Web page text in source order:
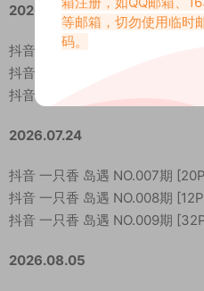
2026.01.13
抖音 董香 秘语空间 NO.008期
抖音 董香 秘语空间 NO.009期
抖音 董香 秘语空间 NO.010期
2026.07.24
抖音 一只香 岛遇 NO.007期
抖音 一只香 岛遇 NO.008期
抖音 一只香 岛遇 NO.009期
2026.08.05
等邮箱，切勿使用临时
码。